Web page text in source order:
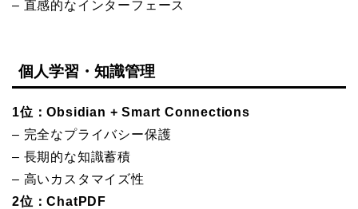
– 直感的なインターフェース
個人学習・知識管理
1位：Obsidian + Smart Connections
– 完全なプライバシー保護
– 長期的な知識蓄積
– 高いカスタマイズ性
2位：ChatPDF